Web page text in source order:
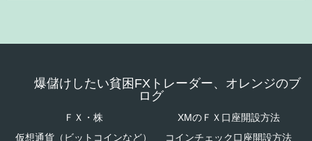
爆儲けしたい貧困FXトレーダー、オレンジのブ
ログ
ＦＸ・株
XMのＦＸ口座開設方法
仮想通貨（ビットコインなど）
コインチェック口座開設方法